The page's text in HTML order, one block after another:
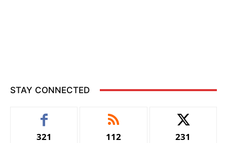
STAY CONNECTED
321 112 231